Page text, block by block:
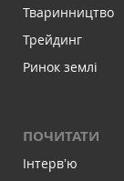
Тваринництво
Трейдинг
Ринок землі
ПОЧИТАТИ
Інтервʼю